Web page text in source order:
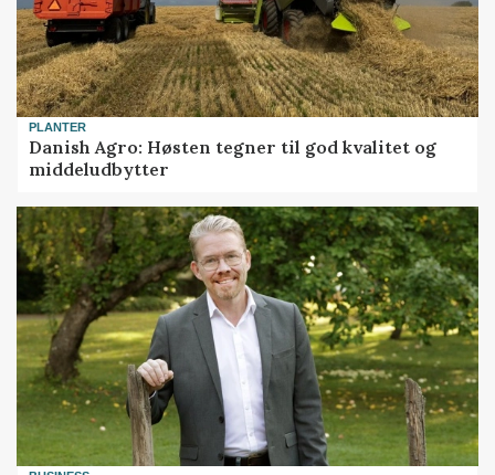
PLANTER
Danish Agro: Høsten tegner til god kvalitet og
middeludbytter